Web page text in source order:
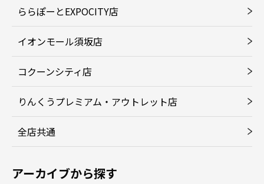
ららぽーとEXPOCITY店
イオンモール須坂店
コクーンシティ店
りんくうプレミアム・アウトレット店
全店共通
アーカイブから探す